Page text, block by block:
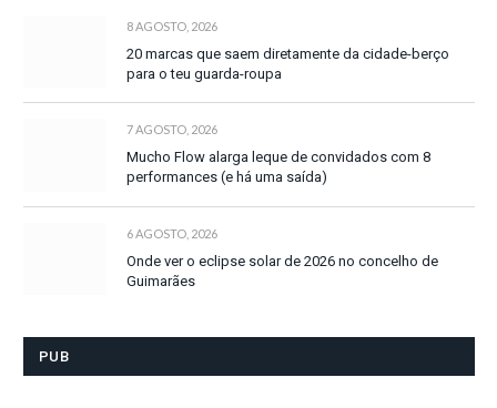
8 AGOSTO, 2026
20 marcas que saem diretamente da cidade-berço
para o teu guarda-roupa
7 AGOSTO, 2026
Mucho Flow alarga leque de convidados com 8
performances (e há uma saída)
6 AGOSTO, 2026
Onde ver o eclipse solar de 2026 no concelho de
Guimarães
PUB